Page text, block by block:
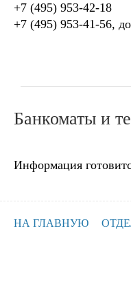
+7 (495) 953-42-18
+7 (495) 953-41-56,
Банкоматы и
Информация
НА ГЛАВНУЮ